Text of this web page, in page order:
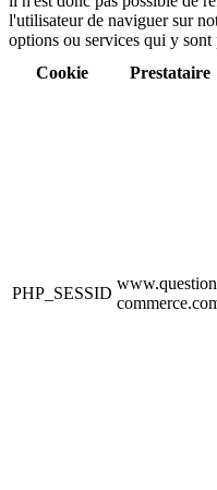
l'utilisateur de naviguer sur
options ou services qui y sont
Cookie
Prestataire
PHP_SESSID